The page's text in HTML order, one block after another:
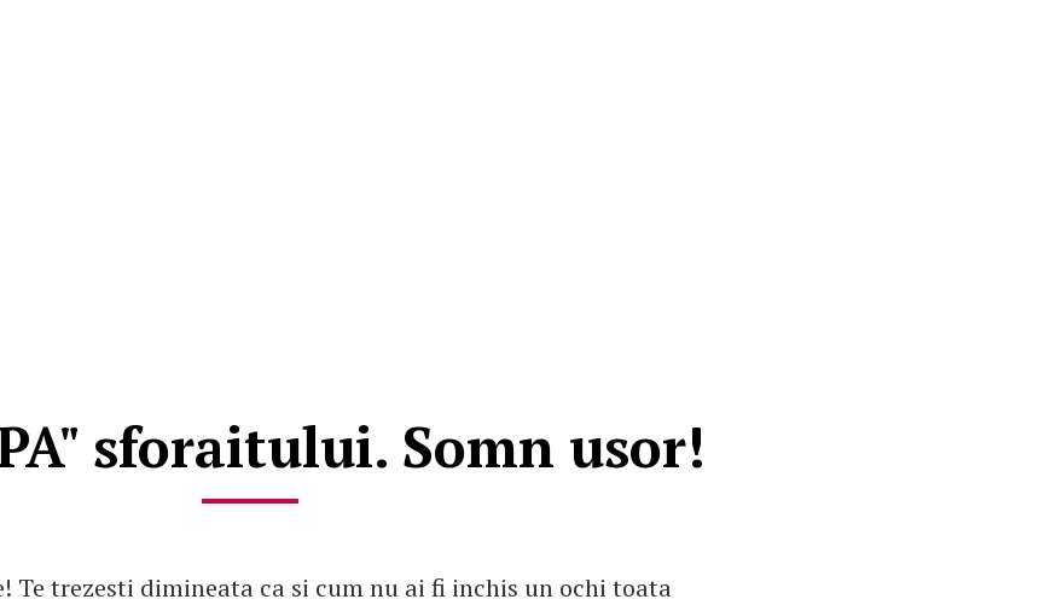
sforaitului. Somn usor!
Te trezesti dimineata ca si cum nu ai fi inchis un ochi toata